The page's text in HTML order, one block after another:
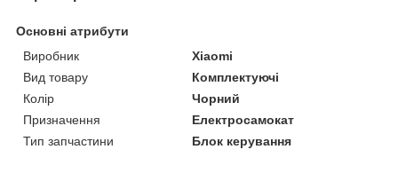
Основні атрибути
Виробник
Xiaomi
Вид товару
Комплектуючі
Колір
Чорний
Призначення
Електросамокат
Тип запчастини
Блок керування